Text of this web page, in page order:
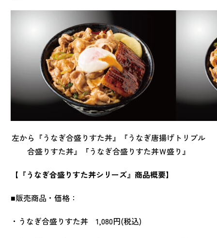
左から『うなぎ合盛りすた丼』『うなぎ唐揚げトリプル
合盛りすた丼』『うなぎ合盛りすた丼Ｗ盛り』
【『うなぎ合盛りすた丼シリーズ』商品概要】
■販売商品・価格：
・うなぎ合盛りすた丼 1,080円(税込)